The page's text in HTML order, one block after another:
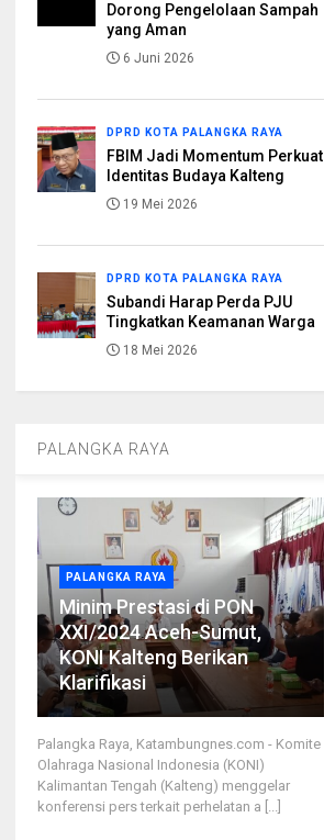
Dorong Pengelolaan Sampah
yang Aman
6 Juni 2026
DPRD KOTA PALANGKA RAYA
FBIM Jadi Momentum Perkuat
Identitas Budaya Kalteng
19 Mei 2026
DPRD KOTA PALANGKA RAYA
Subandi Harap Perda PJU
Tingkatkan Keamanan Warga
18 Mei 2026
PALANGKA RAYA
PALANGKA RAYA
Minim Prestasi di PON
XXI/2024 Aceh-Sumut,
KONI Kalteng Berikan
Klarifikasi
Palangka Raya, Katambungnes.com - Komite
Olahraga Nasional Indonesia (KONI)
Kalimantan Tengah (Kalteng) menggelar
konferensi pers terkait perhelatan a [...]